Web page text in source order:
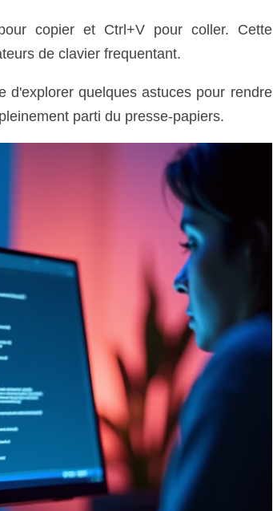
copier et Ctrl+V pour coller. Cette
de clavier frequentant.
d'explorer quelques astuces pour rendre
parti du presse-papiers.